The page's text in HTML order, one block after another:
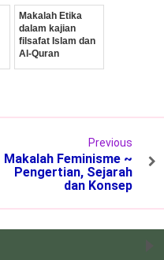
Makalah Etika
dalam kajian
filsafat Islam dan
Al-Quran
Previous
Makalah Feminisme ~
Pengertian, Sejarah
dan Konsep